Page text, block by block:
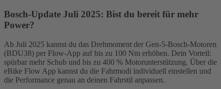
Bosch-Update Juli 2025: Bist du bereit für mehr
Power?
Ab Juli 2025 kannst du das Drehmoment der Gen-5-Bosch-Motoren
(BDU38) per Flow-App auf bis zu 100 Nm erhöhen. Dein Vorteil:
spürbar mehr Schub und bis zu 400 % Motorunterstützung. Über die
eBike Flow App kannst du die Fahrmodi individuell einstellen und
die Performance genau an deinen Fahrstil anpassen.